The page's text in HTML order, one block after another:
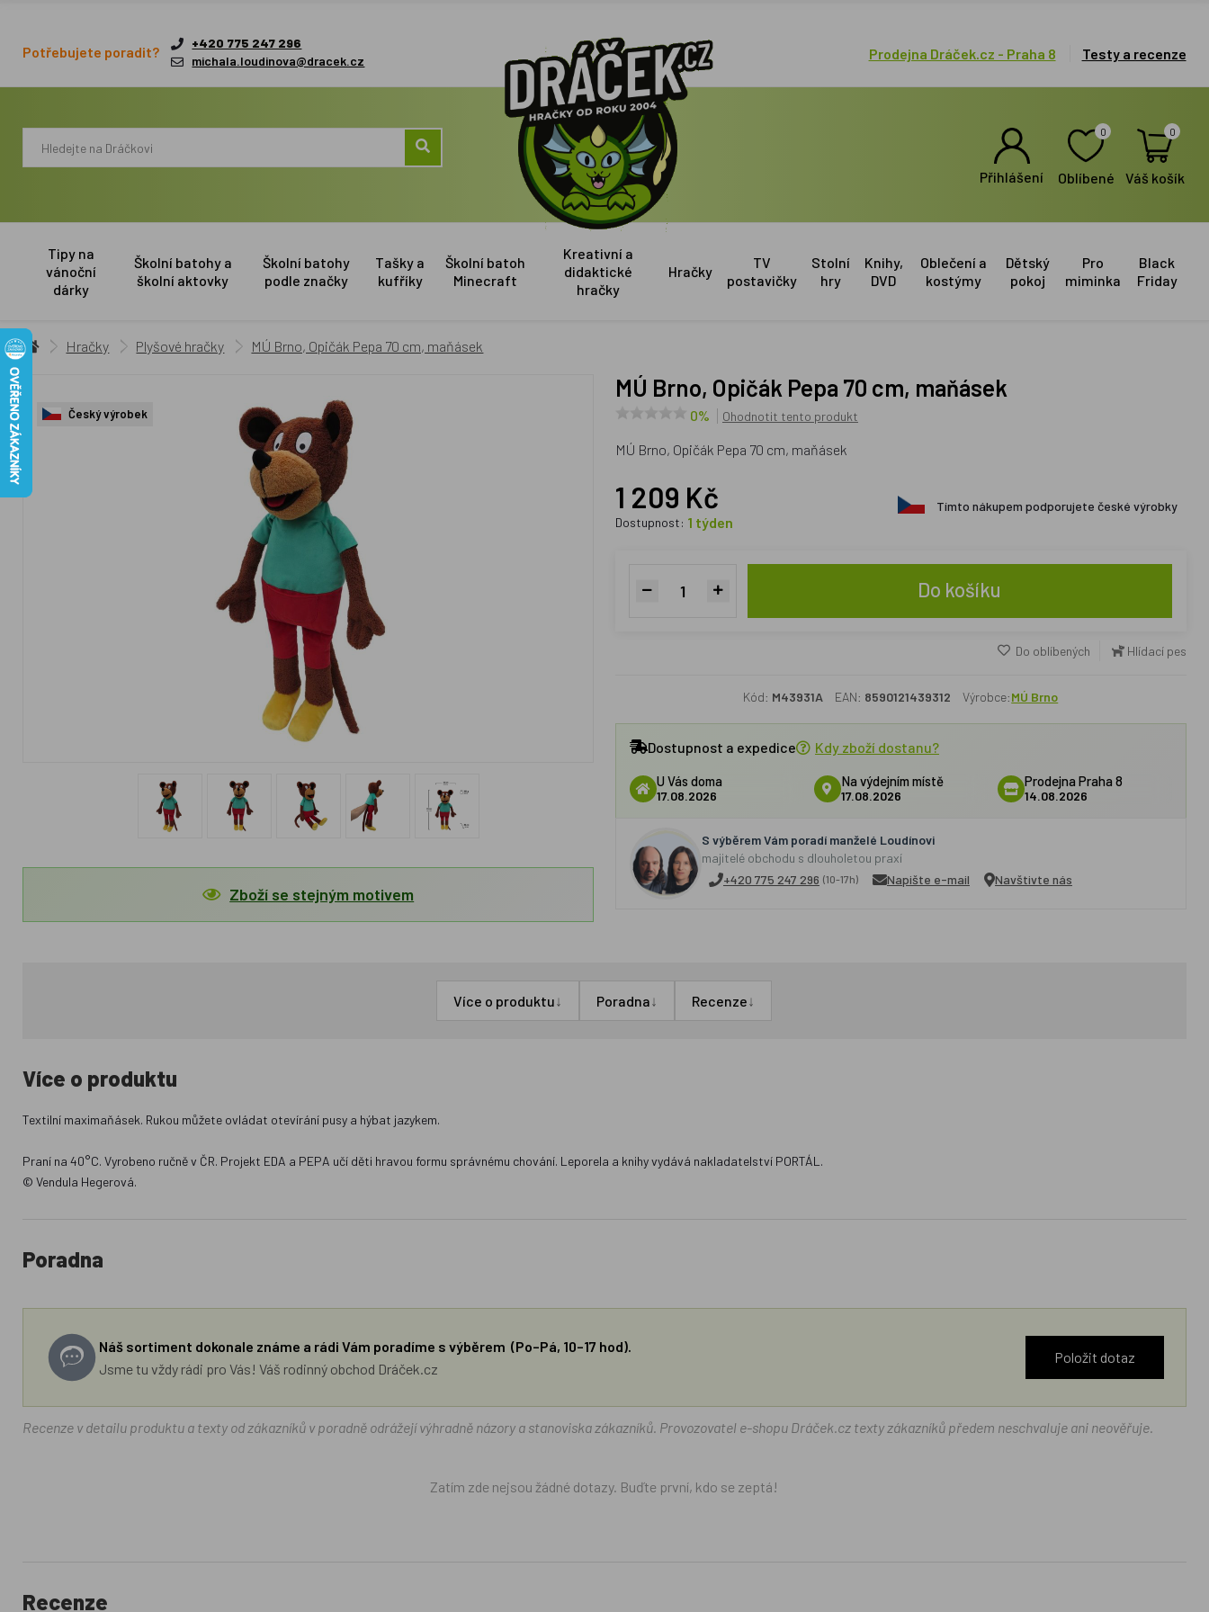
Potřebujete poradit?
+420 775 247 296
michala.loudinova@dracek.cz
Prodejna Dráček.cz - Praha 8 Testy a recenze
Přihlášení
0
Oblíbené
0
Váš košík
Tipy na
vánoční
dárky
Školní batohy a
školní aktovky
Školní batohy
podle značky
Tašky a
kufříky
Školní batoh
Minecraft
Kreativní a
didaktické
hračky
Hračky
TV
postavičky
Stolní
hry
Knihy,
DVD
Oblečení a
kostýmy
Dětský
pokoj
Pro
miminka
Black
Friday
Hračky Plyšové hračky MÚ Brno, Opičák Pepa 70 cm, maňásek
Český výrobek
Zboží se stejným motivem
MÚ Brno, Opičák Pepa 70 cm, maňásek
0% Ohodnotit tento produkt
MÚ Brno, Opičák Pepa 70 cm, maňásek
1 209 Kč
Dostupnost: 1 týden
Tímto nákupem podporujete české výrobky
Do košíku
Do oblíbených Hlídací pes
Kód: M43931A EAN: 8590121439312 Výrobce:MÚ Brno
Dostupnost a expedice Kdy zboží dostanu?
U Vás doma
17.08.2026
Na výdejním místě
17.08.2026
Prodejna Praha 8
14.08.2026
S výběrem Vám poradí manželé Loudínovi
majitelé obchodu s dlouholetou praxí
+420 775 247 296 (10-17h) Napište e-mail Navštivte nás
Více o produktu↓ Poradna↓ Recenze↓
Více o produktu
Textilní maximaňásek. Rukou můžete ovládat otevírání pusy a hýbat jazykem.
Praní na 40°C. Vyrobeno ručně v ČR. Projekt EDA a PEPA učí děti hravou formu správnému chování. Leporela a knihy vydává nakladatelství PORTÁL.
© Vendula Hegerová.
Poradna
Náš sortiment dokonale známe a rádi Vám poradíme s výběrem (Po–Pá, 10–17 hod).
Jsme tu vždy rádi pro Vás! Váš rodinný obchod Dráček.cz
Položit dotaz
Recenze v detailu produktu a texty od zákazníků v poradně odrážejí výhradně názory a stanoviska zákazníků. Provozovatel e-shopu Dráček.cz texty zákazníků předem neschvaluje ani neověřuje.
Zatím zde nejsou žádné dotazy. Buďte první, kdo se zeptá!
Recenze